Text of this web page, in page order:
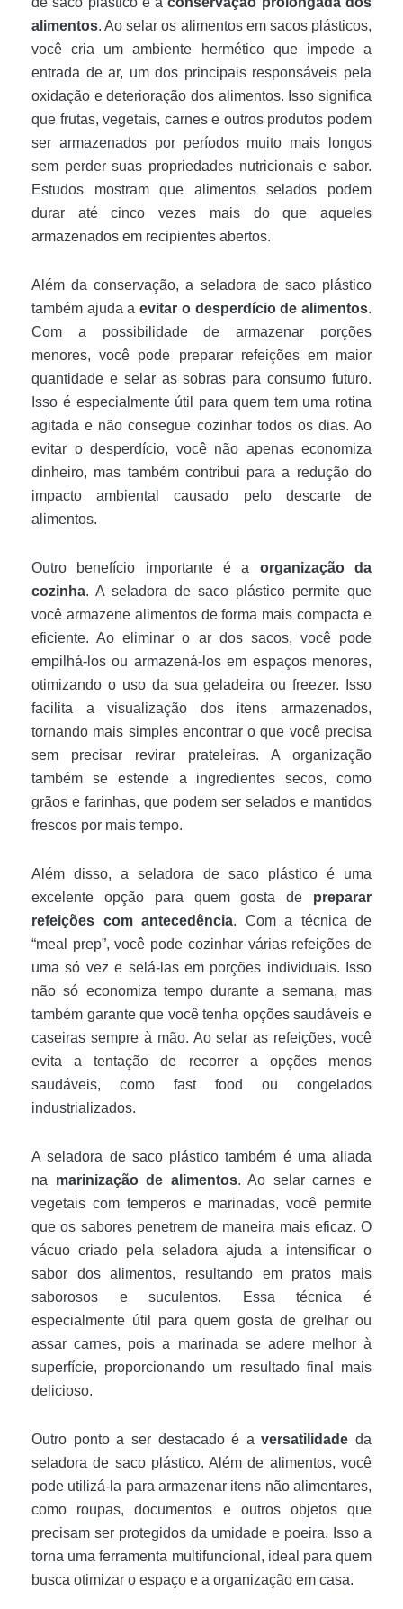
alimentos. Ao selar os alimentos em sacos plásticos,
você cria um ambiente hermético que impede a
entrada de ar, um dos principais responsáveis pela
oxidação e deterioração dos alimentos. Isso significa
que frutas, vegetais, carnes e outros produtos podem
ser armazenados por períodos muito mais longos
sem perder suas propriedades nutricionais e sabor.
Estudos mostram que alimentos selados podem
durar até cinco vezes mais do que aqueles
armazenados em recipientes abertos.
Além da conservação, a seladora de saco plástico
também ajuda aevitar o desperdício de alimentos.
Com a possibilidade de armazenar porções
menores, você pode preparar refeições em maior
quantidade e selar as sobras para consumo futuro.
Isso é especialmente útil para quem tem uma rotina
agitada e não consegue cozinhar todos os dias. Ao
evitar o desperdício, você não apenas economiza
dinheiro, mas também contribui para a redução do
impacto ambiental causado pelo descarte de
alimentos.
Outro benefício importante é a organização da
cozinha. A seladora de saco plástico permite que
você armazene alimentos de forma mais compacta e
eficiente. Ao eliminar o ar dos sacos, você pode
empilhá-los ou armazená-los em espaços menores,
otimizando o uso da sua geladeira ou freezer. Isso
facilita a visualização dos itens armazenados,
tornando mais simples encontrar o que você precisa
sem precisar revirar prateleiras. A organização
também se estende a ingredientes secos, como
grãos e farinhas, que podem ser selados e mantidos
frescos por mais tempo.
Além disso, a seladora de saco plástico é uma
excelente opção para quem gosta de preparar
refeições com antecedência. Com a técnica de
“meal prep”, você pode cozinhar várias refeições de
uma só vez e selá-las em porções individuais. Isso
não só economiza tempo durante a semana, mas
também garante que você tenha opções saudáveis e
caseiras sempre à mão. Ao selar as refeições, você
evita a tentação de recorrer a opções menos
saudáveis, como fast food ou congelados
industrializados.
A seladora de saco plástico também é uma aliada
na marinização de alimentos. Ao selar carnes e
vegetais com temperos e marinadas, você permite
que os sabores penetrem de maneira mais eficaz. O
vácuo criado pela seladora ajuda a intensificar o
sabor dos alimentos, resultando em pratos mais
saborosos e suculentos. Essa técnica é
especialmente útil para quem gosta de grelhar ou
assar carnes, pois a marinada se adere melhor à
superfície, proporcionando um resultado final mais
delicioso.
Outro ponto a ser destacado é aversatilidade da
seladora de saco plástico. Além de alimentos, você
pode utilizá-la para armazenar itens não alimentares,
como roupas, documentos e outros objetos que
precisam ser protegidos da umidade e poeira. Isso a
torna uma ferramenta multifuncional, ideal para quem
busca otimizar o espaço e a organização em casa.